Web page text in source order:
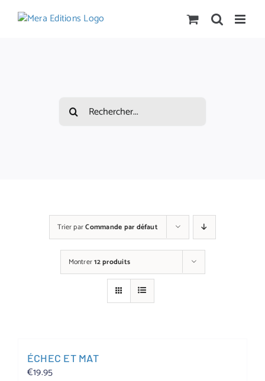
Trier parCommande par défaut
Montrer12 produits
ÉCHEC ET MAT
€19.95